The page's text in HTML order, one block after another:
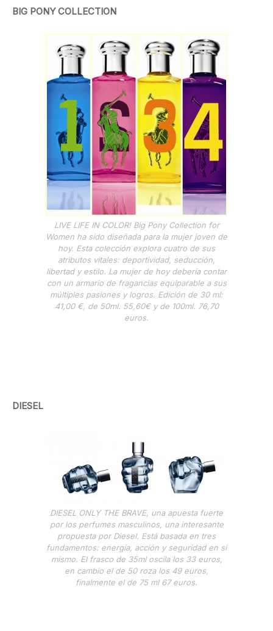
BIG PONY COLLECTION
LIVE LIFE IN COLOR! Big Pony Collection for
Women ha sido diseñada para la mujer joven de
hoy. Esta colección explora cuatro de sus
atributos vitales: deportividad, seducción,
libertad y estilo. La mujer de hoy debería contar
con un armario de fragancias equiparable a sus
múltiples pasiones y logros. Edición de 30 ml:
41,00 €, de 50ml. 55,60€ y de 100ml. 76,70
euros.
DIESEL
DIESEL ONLY THE BRAVE, una apuesta fuerte
por los perfumes masculinos, una interesante
propuesta por Diesel. Está basada en tres
fundamentos: energía, acción y seguridad en si
mismo. El frasco de 35ml oscila los 33 euros,
en cambio el de 50 roza los 49 euros,
finalmente el de 75 ml 67 euros.